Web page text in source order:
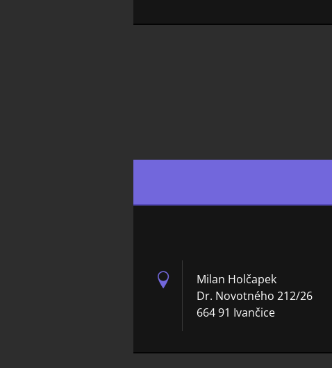
Milan Holčapek
Dr. Novotného 212/26
664 91 Ivančice